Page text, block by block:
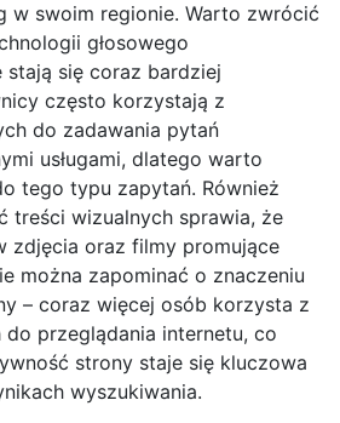
w swoim regionie. Warto zwrócić
głosowego
się coraz bardziej
często korzystają z
do zadawania pytań
usługami, dlatego warto
tego typu zapytań. Również
treści wizualnych sprawia, że
zdjęcia oraz filmy promujące
można zapominać o znaczeniu
– coraz więcej osób korzysta z
przeglądania internetu, co
strony staje się kluczowa
wyszukiwania.